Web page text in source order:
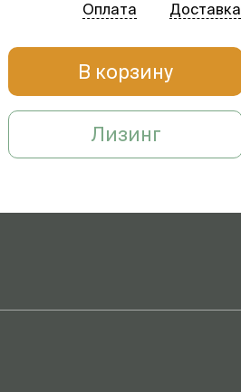
Оплата Доставка
В корзину
Лизинг